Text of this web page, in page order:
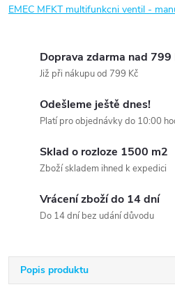
EMEC MFKT multifunkcni ventil -
Doprava zdarma nad 799
Již při nákupu od 799 Kč
Odešleme ještě dnes!
Platí pro objednávky do 10:00
Sklad o rozloze 1500 m2
Zboží skladem ihned k expedici
Vrácení zboží do 14 dní
Do 14 dní bez udání důvodu
Popis produktu